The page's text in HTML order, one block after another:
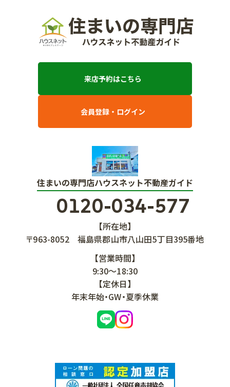
来店予約はこちら
会員登録・ログイン
住まいの専門店ハウスネット不動産ガイド
0120-034-577
【所在地】
〒963-8052
福島県郡山市八山田5丁目395番地
【営業時間】
9:30～18:30
【定休日】
年末年始・GW・夏季休業